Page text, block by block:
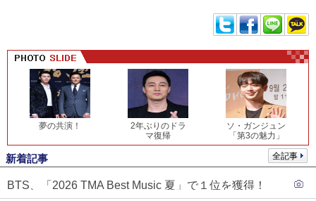
夢の共演！
2年ぶりのドラ
マ復帰
ソ・ガンジュン
「第3の魅力」
全記事
新着記事
BTS、「2026 TMA Best Music 夏」で１位を獲得！